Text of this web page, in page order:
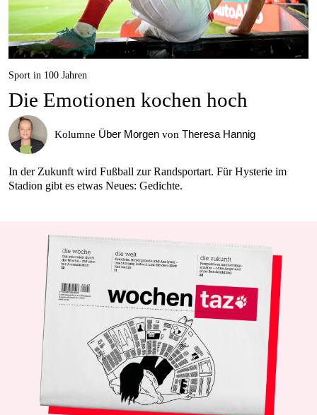
Sport in 100 Jahren
Die Emotionen kochen hoch
Kolumne Über Morgen von Theresa Hannig
In der Zukunft wird Fußball zur Randsportart. Für Hysterie im
Stadion gibt es etwas Neues: Gedichte.